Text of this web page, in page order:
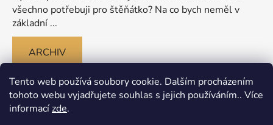
Tento web používá soubory cookie. Dalším procházením
tohoto webu vyjadřujete souhlas s jejich používáním.. Více
informacízde.
všechno potřebuji pro štěňátko? Na co bych neměl v
základní ...
ARCHIV